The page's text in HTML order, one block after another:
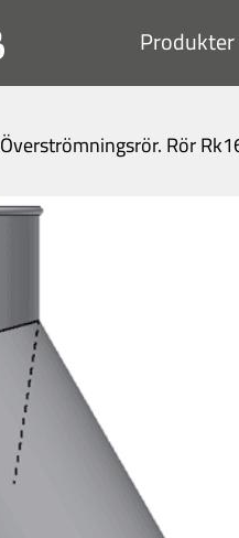
Produkter
Överströmningsrör. Rör